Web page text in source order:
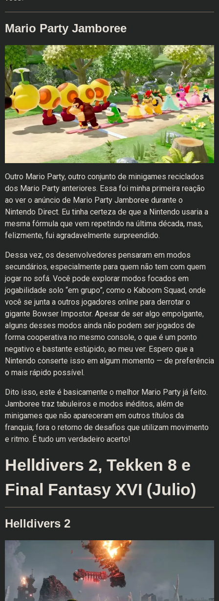
Mario Party Jamboree
Outro Mario Party, outro conjunto de minigames reciclados
dos Mario Party anteriores. Essa foi minha primeira reação
ao ver o anúncio de Mario Party Jamboree durante o
Nintendo Direct. Eu tinha certeza de que a Nintendo usaria a
mesma fórmula que vem repetindo na última década, mas,
felizmente, fui agradavelmente surpreendido.
Dessa vez, os desenvolvedores pensaram em modos
secundários, especialmente para quem não tem com quem
jogar no sofá. Você pode explorar modos focados em
jogabilidade solo “em grupo”, como o Kaboom Squad, onde
você se junta a outros jogadores online para derrotar o
gigante Bowser Impostor. Apesar de ser algo empolgante,
alguns desses modos ainda não podem ser jogados de
forma cooperativa no mesmo console, o que é um ponto
negativo e bastante estúpido, ao meu ver. Espero que a
Nintendo conserte isso em algum momento — de preferência
o mais rápido possível.
Dito isso, este é basicamente o melhor Mario Party já feito.
Jamboree traz tabuleiros e modos inéditos, além de
minigames que não apareceram em outros títulos da
franquia; fora o retorno de desafios que utilizam movimento
e ritmo. É tudo um verdadeiro acerto!
Helldivers 2, Tekken 8 e
Final Fantasy XVI (Julio)
Helldivers 2